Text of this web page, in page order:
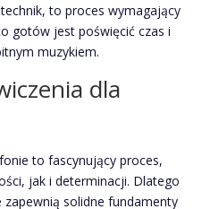
to proces wymagający
gotów jest poświęcić czas i
muzykiem.
dla
to fascynujący proces,
jak i determinacji. Dlatego
solidne fundamenty